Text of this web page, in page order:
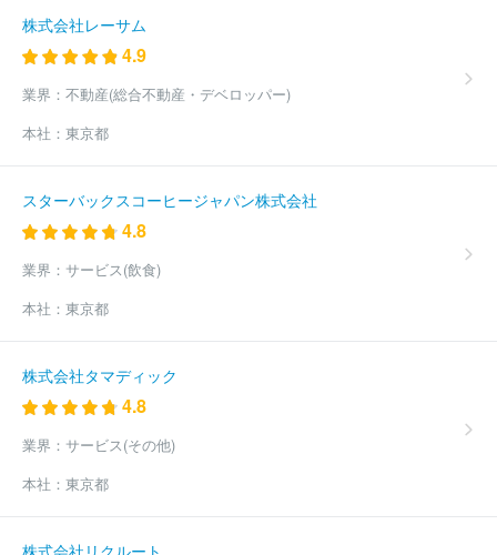
株式会社レーサム
4.9
業界： 不動産(総合不動産・デベロッパー)
本社： 東京都
スターバックスコーヒージャパン株式会社
4.8
業界： サービス(飲食)
本社： 東京都
株式会社タマディック
4.8
業界： サービス(その他)
本社： 東京都
株式会社リクルート